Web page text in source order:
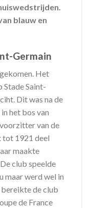
blauw en
Germain
Het
Stade Saint-
Dit was na de
het bos van
van de
tot 1921 deel
maakte
club speelde
maar werd wel in
de club
de France